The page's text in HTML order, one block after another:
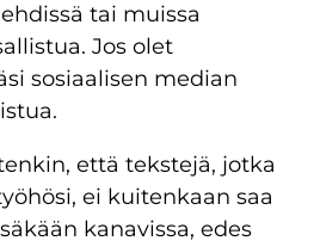
tai muissa
Jos olet
sosiaalisen median
että tekstejä, jotka
ei kuitenkaan saa
kanavissa, edes